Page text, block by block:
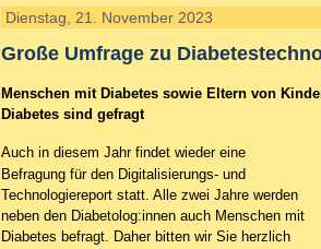
Dienstag, 21. November 2023
Große Umfrage zu
Menschen mit Diabetes sowie Eltern von
Diabetes sind gefragt
Auch in diesem Jahr findet wieder eine
Befragung für den Digitalisierungs- und
Technologiereport statt. Alle zwei Jahre werden
neben den Diabetolog:innen auch Menschen mit
Diabetes befragt. Daher bitten wir Sie herzlich